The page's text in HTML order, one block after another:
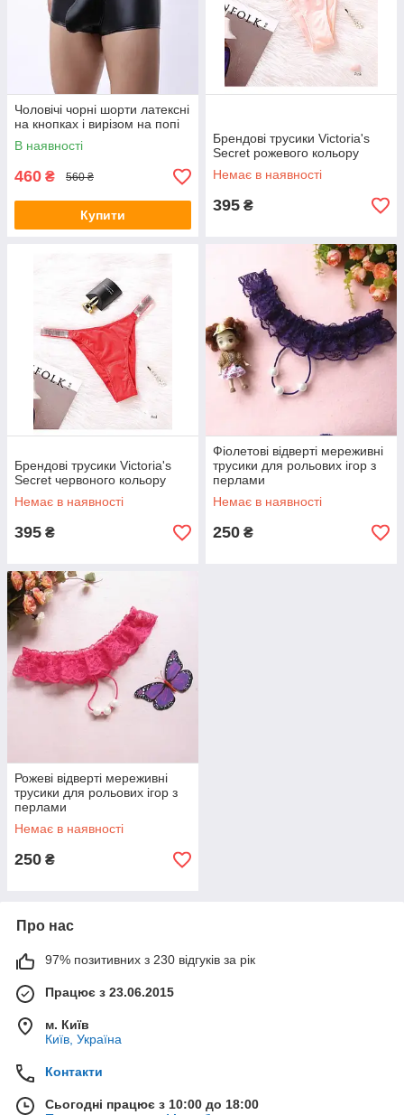
Чоловічі чорні шорти латексні
на кнопках і вирізом на попі
В наявності
460 ₴ 560 ₴
Купити
Брендові трусики Victoria's
Secret рожевого кольору
Немає в наявності
395 ₴
Брендові трусики Victoria's
Secret червоного кольору
Немає в наявності
395 ₴
Фіолетові відверті мереживні
трусики для рольових ігор з
перлами
Немає в наявності
250 ₴
Рожеві відверті мереживні
трусики для рольових ігор з
перлами
Немає в наявності
250 ₴
Про нас
97% позитивних з 230 відгуків за рік
Працює з 23.06.2015
м. Київ
Київ, Україна
Контакти
Сьогодні працює з 10:00 до 18:00